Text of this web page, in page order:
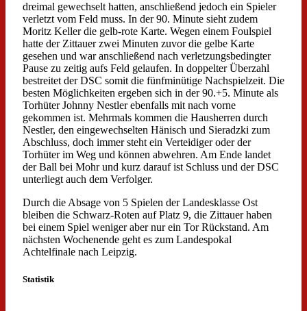
dreimal gewechselt hatten, anschließend jedoch ein Spieler
verletzt vom Feld muss. In der 90. Minute sieht zudem
Moritz Keller die gelb-rote Karte. Wegen einem Foulspiel
hatte der Zittauer zwei Minuten zuvor die gelbe Karte
gesehen und war anschließend nach verletzungsbedingter
Pause zu zeitig aufs Feld gelaufen. In doppelter Überzahl
bestreitet der DSC somit die fünfminütige Nachspielzeit. Die
besten Möglichkeiten ergeben sich in der 90.+5. Minute als
Torhüter Johnny Nestler ebenfalls mit nach vorne
gekommen ist. Mehrmals kommen die Hausherren durch
Nestler, den eingewechselten Hänisch und Sieradzki zum
Abschluss, doch immer steht ein Verteidiger oder der
Torhüter im Weg und können abwehren. Am Ende landet
der Ball bei Mohr und kurz darauf ist Schluss und der DSC
unterliegt auch dem Verfolger.
Durch die Absage von 5 Spielen der Landesklasse Ost
bleiben die Schwarz-Roten auf Platz 9, die Zittauer haben
bei einem Spiel weniger aber nur ein Tor Rückstand. Am
nächsten Wochenende geht es zum Landespokal
Achtelfinale nach Leipzig.
Statistik